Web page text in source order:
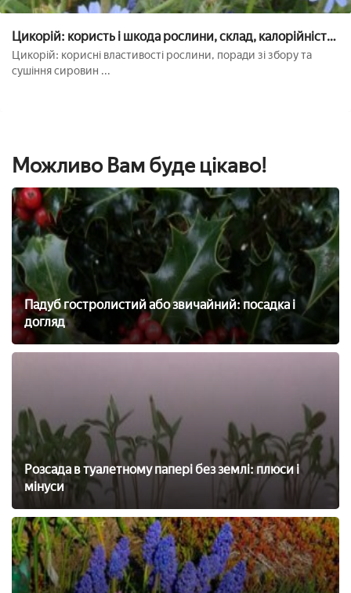
Цикорій: користь і шкода рослини, склад, калорійність,
особливості застосування та протипоказання
Цикорій: корисні властивості рослини, поради зі збору та
сушіння сировин ...
Можливо Вам буде цікаво!
Падуб гостролистий або звичайний: посадка і
догляд
Розсада в туалетному папері без землі: плюси і
мінуси